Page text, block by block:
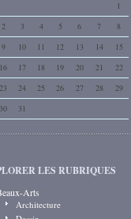
1
2
3 4 5 6 7
8
9
10 11 12 13 14
15
16
17 18 19 20 21
22
23
24 25 26 27 28
29
30
31
LES RUBRIQUES
Arts
Architecture